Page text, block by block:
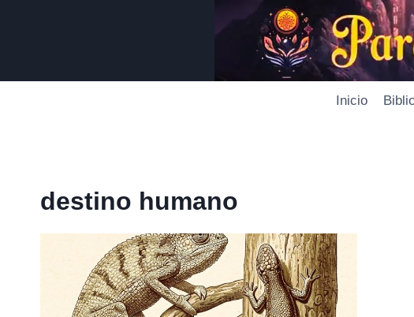
Inicio
destino humano